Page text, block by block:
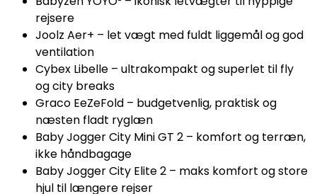
rejsere
Joolz Aer+ – let vægt med fuldt liggemål og god
ventilation
Cybex Libelle – ultrakompakt og superlet til fly
og city breaks
Graco EeZeFold – budgetvenlig, praktisk og
næsten fladt ryglæn
Baby Jogger City Mini GT 2 – komfort og terræn,
ikke håndbagage
Baby Jogger City Elite 2 – maks komfort og store
hjul til længere rejser